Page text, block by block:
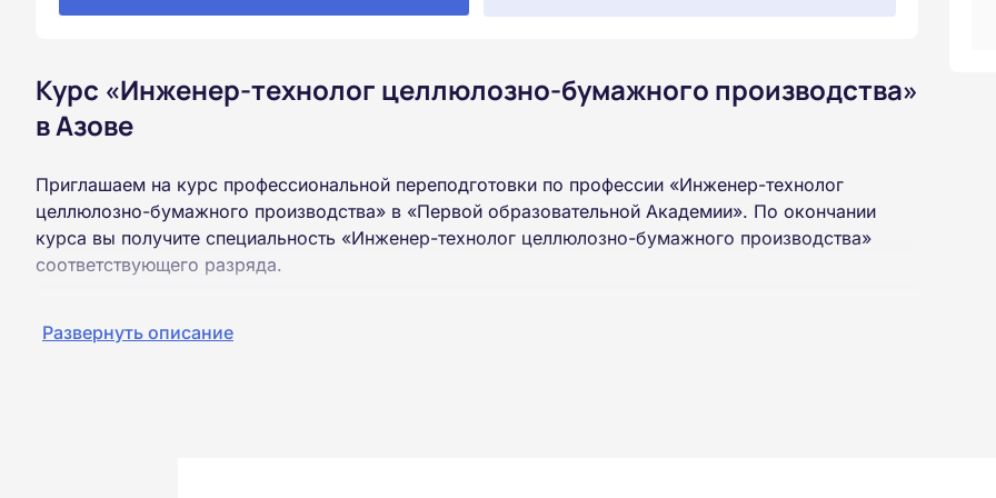
Курс «Инженер-технолог целлюлозно-бумажного производства»
в Азове
Приглашаем на курс профессиональной переподготовки по профессии «Инженер-технолог
целлюлозно-бумажного производства» в «Первой образовательной Академии». По окончании
курса вы получите специальность «Инженер-технолог целлюлозно-бумажного производства»
соответствующего разряда.
образования (ВУЗ, колледж, техникум).
Развернуть описание